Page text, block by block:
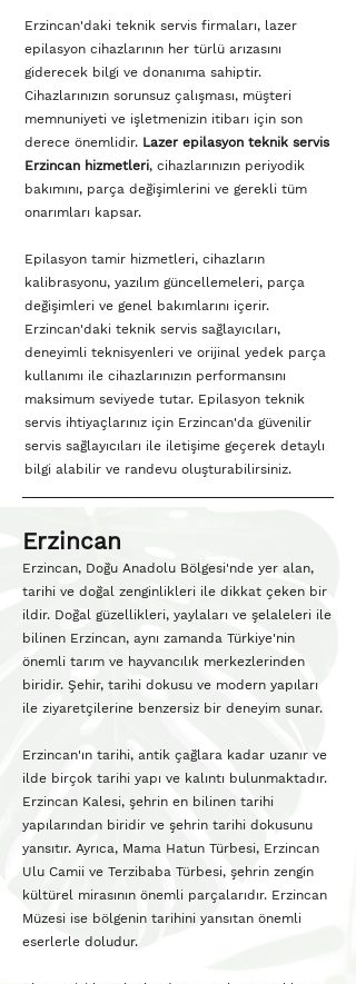
Erzincan'daki teknik servis firmaları, lazer
epilasyon cihazlarının her türlü arızasını
giderecek bilgi ve donanıma sahiptir.
Cihazlarınızın sorunsuz çalışması, müşteri
memnuniyeti ve işletmenizin itibarı için son
derece önemlidir. Lazer epilasyon teknik servis
Erzincan hizmetleri, cihazlarınızın periyodik
bakımını, parça değişimlerini ve gerekli tüm
onarımları kapsar.
Epilasyon tamir hizmetleri, cihazların
kalibrasyonu, yazılım güncellemeleri, parça
değişimleri ve genel bakımlarını içerir.
Erzincan'daki teknik servis sağlayıcıları,
deneyimli teknisyenleri ve orijinal yedek parça
kullanımı ile cihazlarınızın performansını
maksimum seviyede tutar. Epilasyon teknik
servis ihtiyaçlarınız için Erzincan'da güvenilir
servis sağlayıcıları ile iletişime geçerek detaylı
bilgi alabilir ve randevu oluşturabilirsiniz.
Erzincan
Erzincan, Doğu Anadolu Bölgesi'nde yer alan,
tarihi ve doğal zenginlikleri ile dikkat çeken bir
ildir. Doğal güzellikleri, yaylaları ve şelaleleri ile
bilinen Erzincan, aynı zamanda Türkiye'nin
önemli tarım ve hayvancılık merkezlerinden
biridir. Şehir, tarihi dokusu ve modern yapıları
ile ziyaretçilerine benzersiz bir deneyim sunar.
Erzincan'ın tarihi, antik çağlara kadar uzanır ve
ilde birçok tarihi yapı ve kalıntı bulunmaktadır.
Erzincan Kalesi, şehrin en bilinen tarihi
yapılarından biridir ve şehrin tarihi dokusunu
yansıtır. Ayrıca, Mama Hatun Türbesi, Erzincan
Ulu Camii ve Terzibaba Türbesi, şehrin zengin
kültürel mirasının önemli parçalarıdır. Erzincan
Müzesi ise bölgenin tarihini yansıtan önemli
eserlerle doludur.